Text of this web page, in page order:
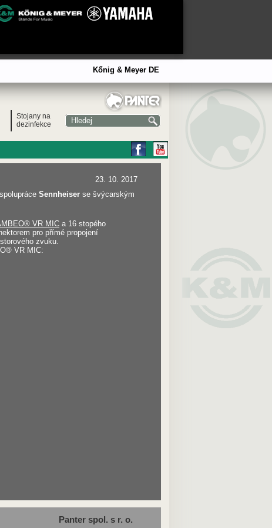
23. 10. 2017
Sennheiser se švýcarským
VR MIC a 16 stopého
pro přímé propojení
zvuku.
VR MIC:
Kőnig & Meyer DE
Stojany na
dezinfekce
Panter spol. s r. o.